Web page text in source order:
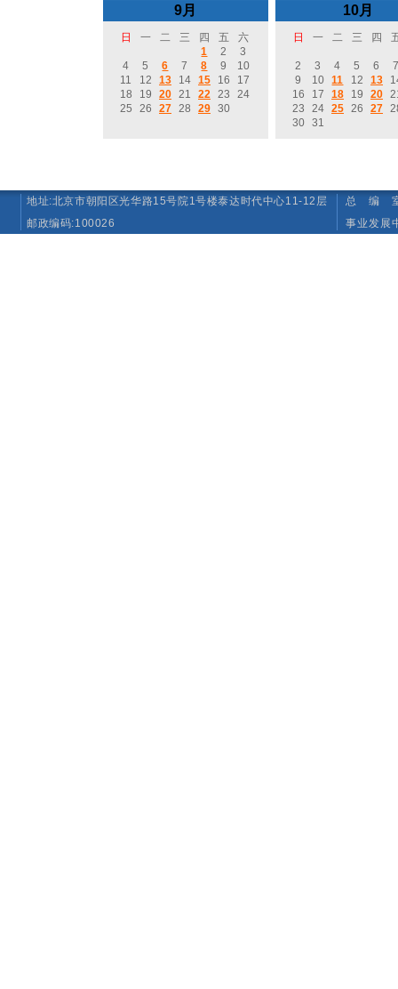
9月
日 一 二 三 四 五
六
3
2
1
4
5 6 7 8 9
10
11
12 13 14 15 16
17
18
19 20 21 22 23
24
25
26 27 28 29 30
10月
日 一 二 三 四
2 3 4 5 6
9
10 11 12 13
16
17 18 19 20
23
24 25 26 27
30 31
地址:北京市朝阳区光华路15号院1号楼泰达时代中心11-12层
邮政编码:100026
总 编 室
事业发